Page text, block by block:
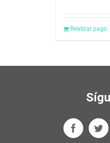
Realizar pago